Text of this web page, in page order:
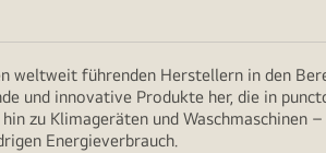
weltweit führenden Herstellern in den
und innovative Produkte her, die in
zu Klimageräten und
Energieverbrauch.